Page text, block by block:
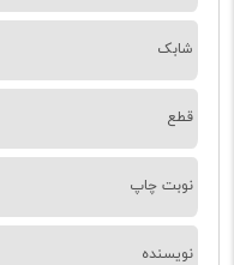
شابک
قطع
نوبت چاپ
نویسنده